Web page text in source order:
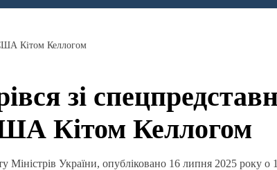
Кітом Келлогом
зі
Кітом Келлогом
Міністрів України, опубліковано 16 липня 2025 року о